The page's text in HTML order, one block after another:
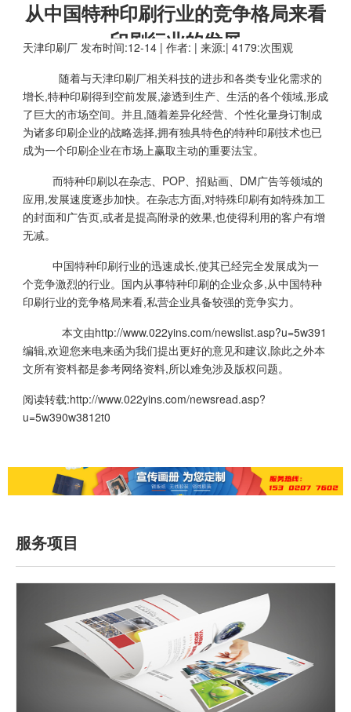
从中国特种印刷行业的竞争格局来看
印刷行业的发展
天津印刷厂 发布时间:12-14 | 作者: | 来源:| 4179:次围观
随着与天津印刷厂相关科技的进步和各类专业化需求的
增长,特种印刷得到空前发展,渗透到生产、生活的各个领域,形成
了巨大的市场空间。并且,随着差异化经营、个性化量身订制成
为诸多印刷企业的战略选择,拥有独具特色的特种印刷技术也已
成为一个印刷企业在市场上赢取主动的重要法宝。
而特种印刷以在杂志、POP、招贴画、DM广告等领域的
应用,发展速度逐步加快。在杂志方面,对特殊印刷有如特殊加工
的封面和广告页,或者是提高附录的效果,也使得利用的客户有增
无减。
中国特种印刷行业的迅速成长,使其已经完全发展成为一
个竞争激烈的行业。国内从事特种印刷的企业众多,从中国特种
印刷行业的竞争格局来看,私营企业具备较强的竞争实力。
本文由http://www.022yins.com/newslist.asp?u=5w391
编辑,欢迎您来电来函为我们提出更好的意见和建议,除此之外本
文所有资料都是参考网络资料,所以难免涉及版权问题。
阅读转载:http://www.022yins.com/newsread.asp?
u=5w390w3812t0
服务项目